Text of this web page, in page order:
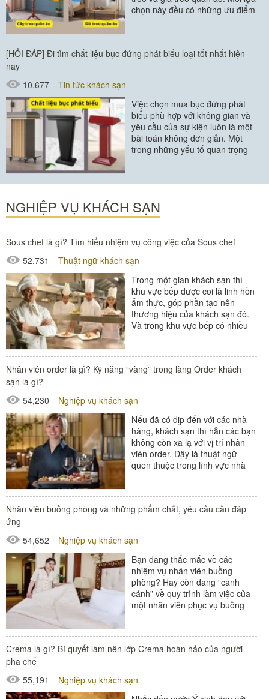
chọn này đều có những ưu điểm
#cây treo quần áo
[HỎI ĐÁP] Đi tìm chất liệu bục đứng phát biểu loại tốt nhất hiện
nay
10,677
Tin tức khách sạn
Việc chọn mua bục đứng phát
biểu phù hợp với không gian và
yêu cầu của sự kiện luôn là một
bài toán không đơn giản. Một
trong những yếu tố quan trọng
#bục đứng phát biểu
NGHIỆP VỤ KHÁCH SẠN
Sous chef là gì? Tìm hiểu nhiệm vụ công việc của Sous chef
52,731
Thuật ngữ khách sạn
Trong một gian khách sạn thì
khu vực bếp được coi là linh hồn
ẩm thực, góp phần tạo nên
thương hiệu của khách sạn đó.
Và trong khu vực bếp có nhiều
#thiết bị nhà hàng - bếp
Nhân viên order là gì? Kỹ năng “vàng” trong làng Order khách
sạn là gì?
54,230
Nghiệp vụ khách sạn
Nếu đã có dịp đến với các nhà
hàng, khách sạn thì hẳn các bạn
không còn xa lạ với vị trí nhân
viên order. Đây là thuật ngữ
quen thuộc trong lĩnh vực nhà
#thiết bị nhà hàng - bếp
Nhân viên buồng phòng và những phẩm chất, yêu cầu cần đáp
ứng
54,652
Nghiệp vụ khách sạn
Bạn đang thắc mắc về các
nhiệm vụ nhân viên buồng
phòng? Hay còn đang “canh
cánh” về quy trình làm việc của
một nhân viên phục vụ buồng
#Buồng phòng khách sạn
Crema là gì? Bí quyết làm nên lớp Crema hoàn hảo của người
pha chế
55,191
Nghiệp vụ khách sạn